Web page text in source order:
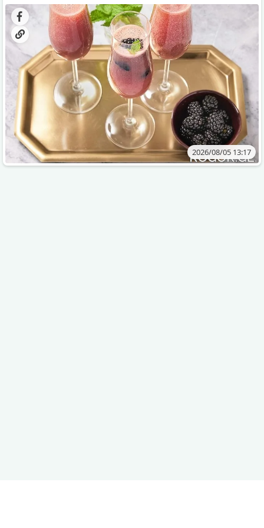
დახვეწილ და მაგრილებელ კოქტეილს.
2026/08/05 13:17